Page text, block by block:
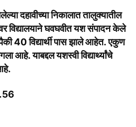
दहावीच्या निकालात तालुक्यातील
विद्यालयाने घवघवीत यश संपादन केले
40 विद्यार्थी पास झाले आहेत. एकुण
आहे. याबद्दल यशस्वी विद्यार्थ्यांचे